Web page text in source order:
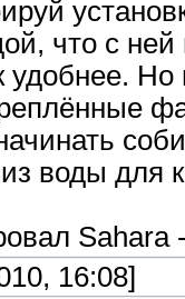
что с
удобнее.
воды для
Sahara
16:08]